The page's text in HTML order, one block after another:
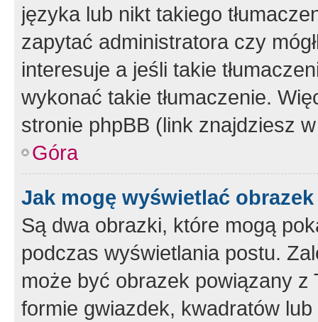
języka lub nikt takiego
zapytać administratora czy
interesuje a jeśli takie
wykonać takie tłumaczenie.
stronie phpBB (link znajdziesz
Góra
Jak mogę wyświetlać
Są dwa obrazki, które mogą
podczas wyświetlania postu.
może być obrazek powiązany z
formie gwiazdek, kwadratów